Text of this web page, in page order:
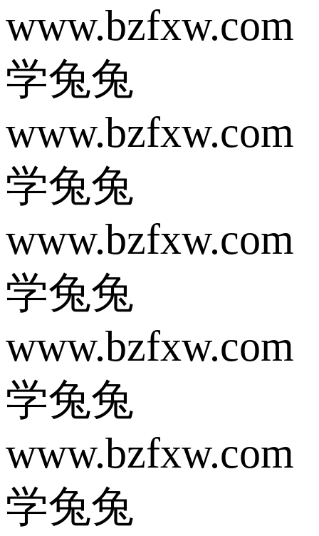
www.bzfxw.com
学兔兔
www.bzfxw.com
学兔兔
www.bzfxw.com
学兔兔
www.bzfxw.com
学兔兔
www.bzfxw.com
学兔兔